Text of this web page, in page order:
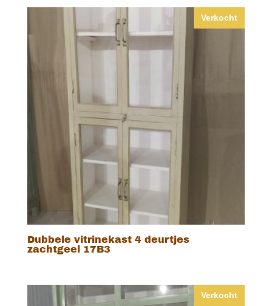
Verkocht
Dubbele vitrinekast 4 deurtjes
zachtgeel 17B3
Verkocht